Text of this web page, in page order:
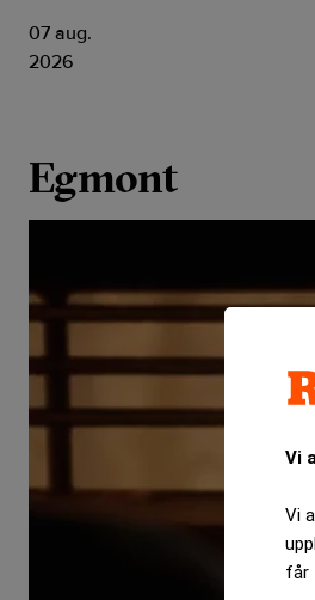
Vi
Vi
får
07 aug.
2026
Egmont